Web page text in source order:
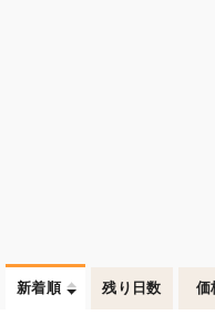
新着順 残り日数 価